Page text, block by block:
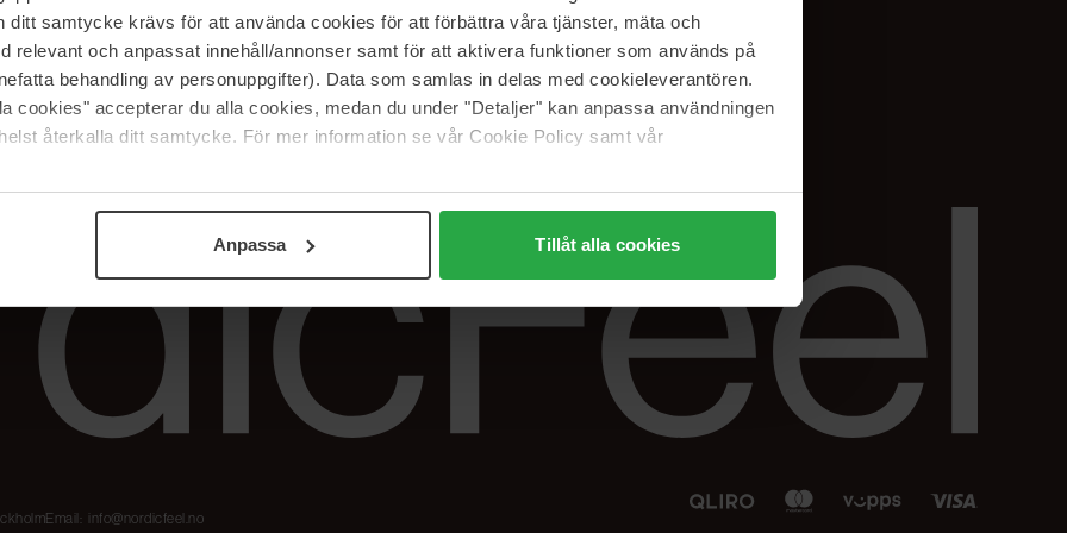
ditt samtycke krävs för att använda cookies för att förbättra våra tjänster, mäta och
relevant och anpassat innehåll/annonser samt för att aktivera funktioner som används på
behandling av personuppgifter). Data som samlas in delas med cookieleverantören.
cookies" accepterar du alla cookies, medan du under "Detaljer" kan anpassa användningen
återkalla ditt samtycke. För mer information se vår Cookie Policy samt vår
Anpassa Tillåt alla cookies
The Beauty Edit
Jobb hos oss
Samarbeidspartner
Spor bestillingen min
Retur og reklamasjon
Blush har blitt
Nordicfeel
Instagram
Linkedin
Email: info@nordicfeel.no